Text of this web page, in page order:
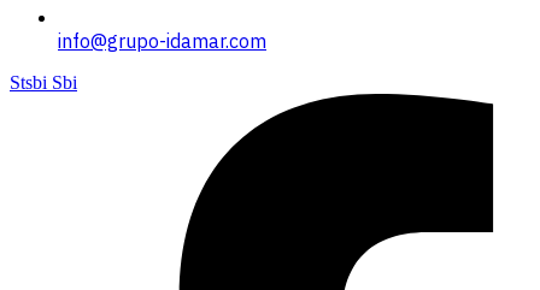
info@grupo-idamar.com
Stsbi Sbi